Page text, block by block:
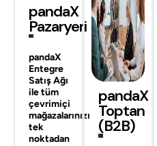
pandaX
Pazaryeri
pandaX
Entegre
Satış Ağı
ile tüm
çevrimiçi
mağazalarınızı
tek
noktadan
pandaX
Toptan
(B2B)